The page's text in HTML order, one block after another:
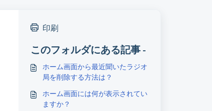
印刷
このフォルダにある記事 -
ホーム画面から最近聞いたラジオ
局を削除する方法は？
ホーム画面には何が表示されてい
ますか？